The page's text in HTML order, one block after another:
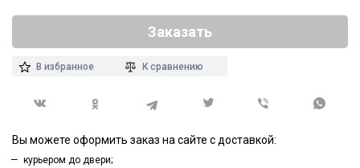
Заказать
В избранное К сравнению
Вы можете оформить заказ на сайте с доставкой:
курьером до двери;